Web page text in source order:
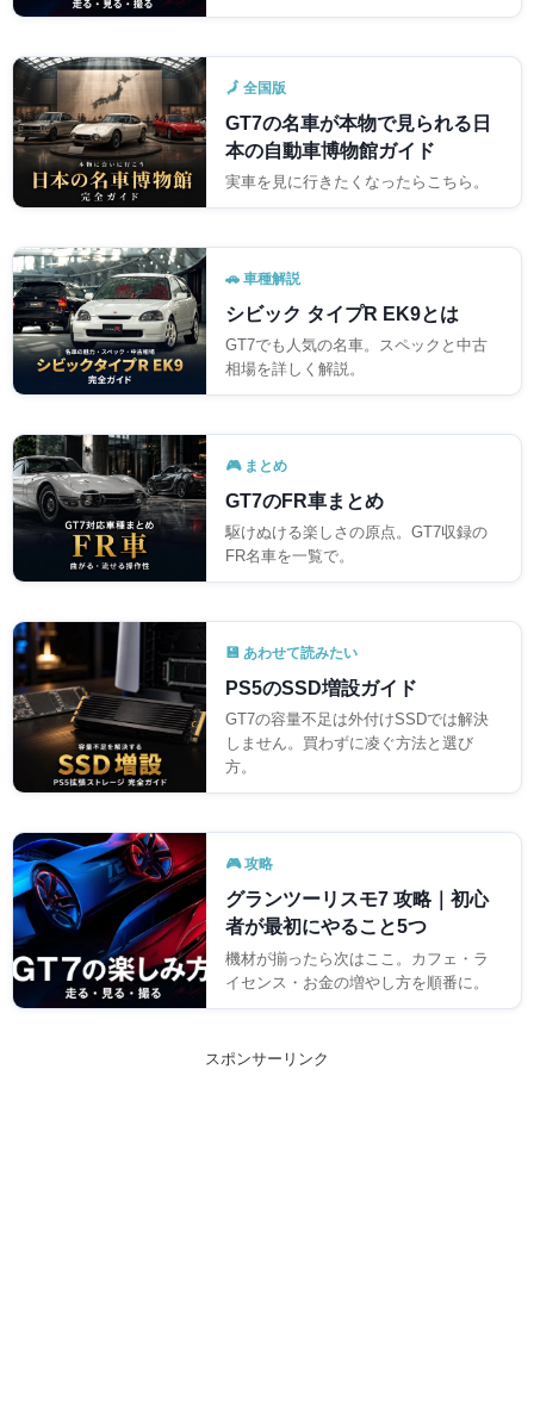
🗾 全国版
GT7の名車が本物で見られる日
本の自動車博物館ガイド
実車を見に行きたくなったらこちら。
🚗 車種解説
シビック タイプR EK9とは
GT7でも人気の名車。スペックと中古
相場を詳しく解説。
🎮 まとめ
GT7のFR車まとめ
駆けぬける楽しさの原点。GT7収録の
FR名車を一覧で。
💾 あわせて読みたい
PS5のSSD増設ガイド
GT7の容量不足は外付けSSDでは解決
しません。買わずに凌ぐ方法と選び
方。
🎮 攻略
グランツーリスモ7 攻略｜初心
者が最初にやること5つ
機材が揃ったら次はここ。カフェ・ラ
イセンス・お金の増やし方を順番に。
スポンサーリンク